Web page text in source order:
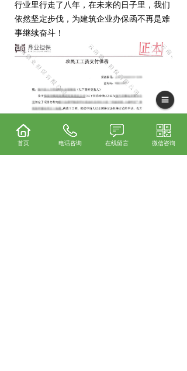
行业里行走了八年，在未来的日子里，我们
依然坚定步伐，为建筑企业办保函不再是难
事继续奋斗！
首页 电话咨询 在线留言 微信咨询